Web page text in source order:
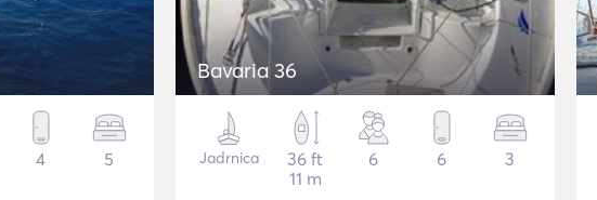
4 5
Bavaria 36
Jadrnica
36 ft
11 m
6 6 3